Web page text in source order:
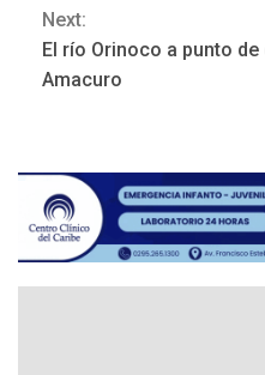
Next:
El río Orinoco a punto
Amacuro
3
4